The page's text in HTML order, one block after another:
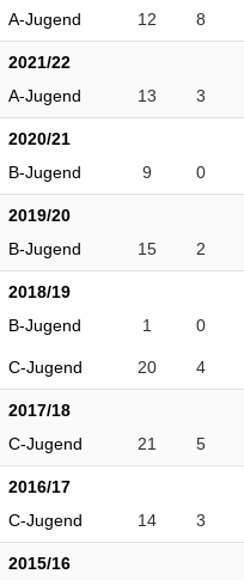
A-Jugend 12 8
2021/22
A-Jugend
13 3
2020/21
B-Jugend
9 0
2019/20
B-Jugend
15 2
2018/19
B-Jugend
1 0
C-Jugend 20 4
2017/18
C-Jugend
21 5
2016/17
C-Jugend
14 3
2015/16